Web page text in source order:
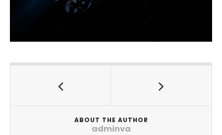
ABOUT THE AUTHOR
adminva